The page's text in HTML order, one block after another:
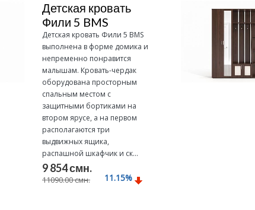
Детская кровать
Фили 5 BMS
Детская кровать Фили 5 BMS
выполнена в форме домика и
непременно понравится
малышам. Кровать-чердак
оборудована просторным
спальным местом с
защитными бортиками на
втором ярусе, а на первом
располагаются три
выдвижных ящика,
распашной шкафчик и ск...
9 854 смн.
11090.00 смн. 11.15%